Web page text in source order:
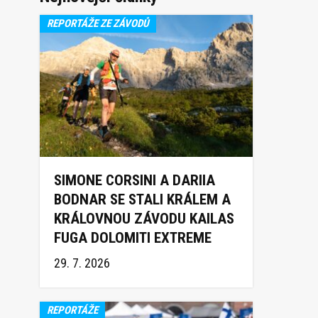
REPORTÁŽE ZE ZÁVODŮ
SIMONE CORSINI A DARIIA
BODNAR SE STALI KRÁLEM A
KRÁLOVNOU ZÁVODU KAILAS
FUGA DOLOMITI EXTREME
TRAIL 2026
29. 7. 2026
REPORTÁŽE